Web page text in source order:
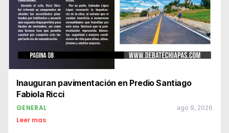
Inauguran pavimentación en Predio Santiago
Fabiola Ricci
GENERAL ago 9, 2026
Leer mas